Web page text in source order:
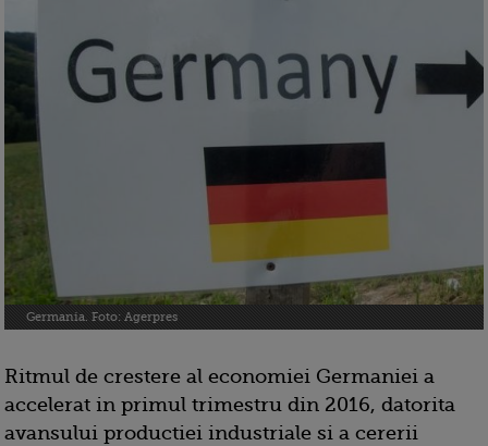
Germania. Foto: Agerpres
Ritmul de crestere al economiei Germaniei a
accelerat in primul trimestru din 2016, datorita
avansului productiei industriale si a cererii